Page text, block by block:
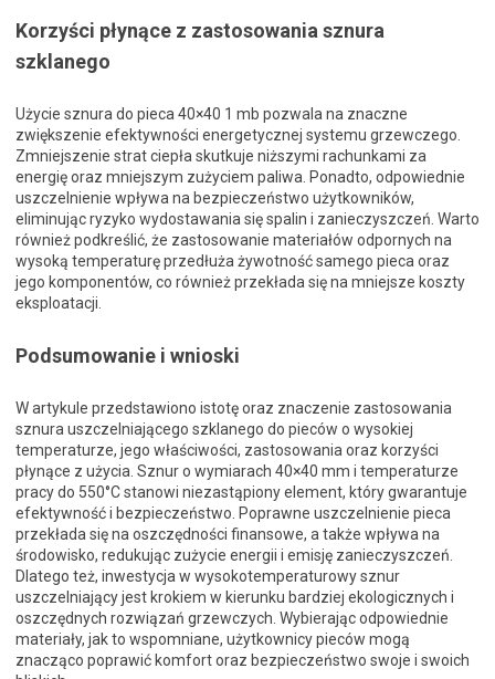
Korzyści płynące z zastosowania sznura
szklanego
Użycie sznura do pieca 40×40 1 mb pozwala na znaczne
zwiększenie efektywności energetycznej systemu grzewczego.
Zmniejszenie strat ciepła skutkuje niższymi rachunkami za
energię oraz mniejszym zużyciem paliwa. Ponadto, odpowiednie
uszczelnienie wpływa na bezpieczeństwo użytkowników,
eliminując ryzyko wydostawania się spalin i zanieczyszczeń. Warto
również podkreślić, że zastosowanie materiałów odpornych na
wysoką temperaturę przedłuża żywotność samego pieca oraz
jego komponentów, co również przekłada się na mniejsze koszty
eksploatacji.
Podsumowanie i wnioski
W artykule przedstawiono istotę oraz znaczenie zastosowania
sznura uszczelniającego szklanego do pieców o wysokiej
temperaturze, jego właściwości, zastosowania oraz korzyści
płynące z użycia. Sznur o wymiarach 40×40 mm i temperaturze
pracy do 550°C stanowi niezastąpiony element, który gwarantuje
efektywność i bezpieczeństwo. Poprawne uszczelnienie pieca
przekłada się na oszczędności finansowe, a także wpływa na
środowisko, redukując zużycie energii i emisję zanieczyszczeń.
Dlatego też, inwestycja w wysokotemperaturowy sznur
uszczelniający jest krokiem w kierunku bardziej ekologicznych i
oszczędnych rozwiązań grzewczych. Wybierając odpowiednie
materiały, jak to wspomniane, użytkownicy pieców mogą
znacząco poprawić komfort oraz bezpieczeństwo swoje i swoich